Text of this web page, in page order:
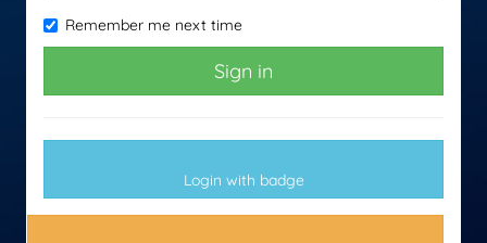
Remember me next time
Sign in
Login with badge